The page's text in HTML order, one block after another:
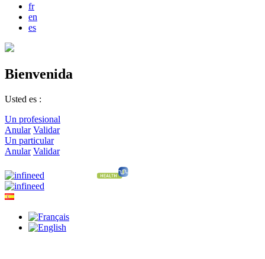
fr
en
es
Bienvenida
Usted es :
Un profesional
Anular Validar
Un particular
Anular Validar